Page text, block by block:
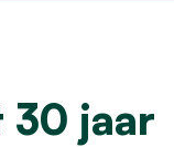
30 jaar